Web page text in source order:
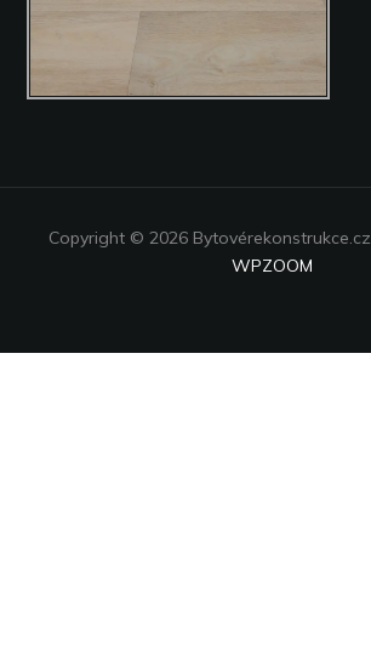
Copyright © 2026 Bytovérekonstrukce.cz
WPZOOM